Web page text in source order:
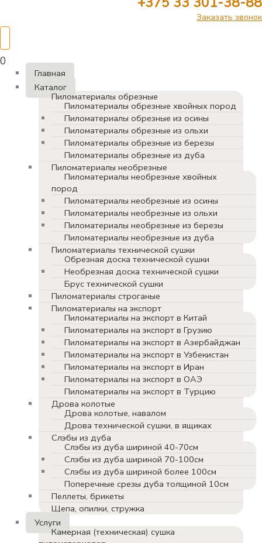
Заказать звонок
0
Главная
Каталог
Пиломатериалы обрезные
Пиломатериалы обрезные хвойных пород
Пиломатериалы обрезные из осины
Пиломатериалы обрезные из ольхи
Пиломатериалы обрезные из березы
Пиломатериалы обрезные из дуба
Пиломатериалы необрезные
Пиломатериалы необрезные хвойных
пород
Пиломатериалы необрезные из осины
Пиломатериалы необрезные из ольхи
Пиломатериалы необрезные из березы
Пиломатериалы необрезные из дуба
Пиломатериалы технической сушки
Обрезная доска технической сушки
Необрезная доска технической сушки
Брус технической сушки
Пиломатериалы строганые
Пиломатериалы на экспорт
Пиломатериалы на экспорт в Китай
Пиломатериалы на экспорт в Грузию
Пиломатериалы на экспорт в Азербайджан
Пиломатериалы на экспорт в Узбекистан
Пиломатериалы на экспорт в Иран
Пиломатериалы на экспорт в ОАЭ
Пиломатериалы на экспорт в Турцию
Дрова колотые
Дрова колотые, навалом
Дрова технической сушки, в ящиках
Слэбы из дуба
Слэбы из дуба шириной 40-70см
Слэбы из дуба шириной 70-100см
Слэбы из дуба шириной более 100см
Поперечные срезы дуба толщиной 10см
Пеллеты, брикеты
Щепа, опилки, стружка
Услуги
Камерная (техническая) сушка